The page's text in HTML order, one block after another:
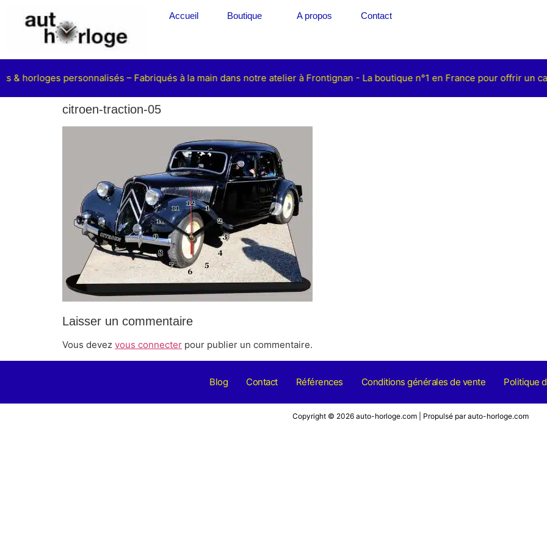
Accueil Boutique A propos Contact
& horloges personnalisés – Fabriqués à la main dans notre atelier à Frontignan - La boutique n°1 en France pour offrir un
citroen-traction-05
Laisser un commentaire
Vous devez vous connecter pour publier un commentaire.
Blog Contact Références Conditions générales de vente Politique
Copyright © 2026 auto-horloge.com | Propulsé par auto-horloge.com